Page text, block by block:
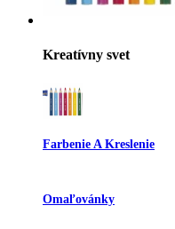
Kreatívny svet
Farbenie A Kreslenie
Omaľovánky